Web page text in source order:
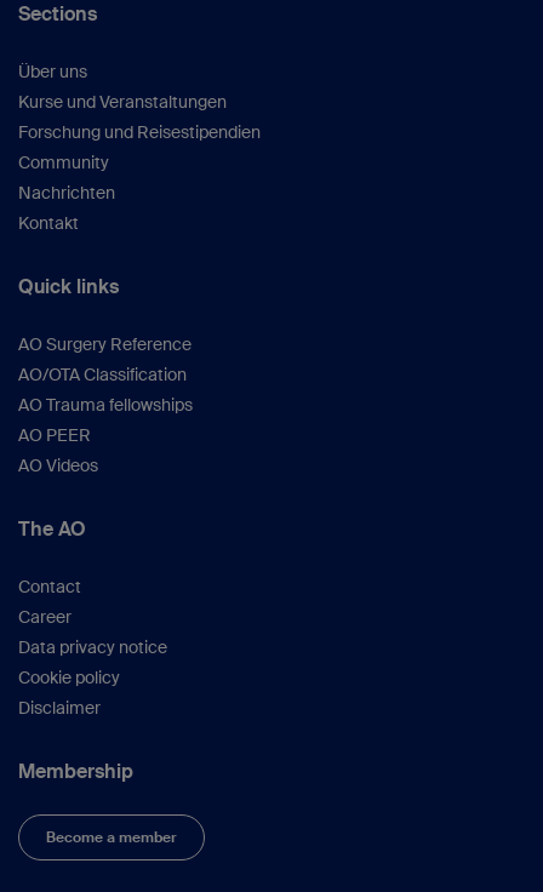
Sections
Über uns
Kurse und Veranstaltungen
Forschung und Reisestipendien
Community
Nachrichten
Kontakt
Quick links
AO Surgery Reference
AO/OTA Classification
AO Trauma fellowships
AO PEER
AO Videos
The AO
Contact
Career
Data privacy notice
Cookie policy
Disclaimer
Membership
Become a member